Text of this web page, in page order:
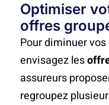
Optimiser
offres
Pour diminuer vos
envisagez les
assureurs
regroupez